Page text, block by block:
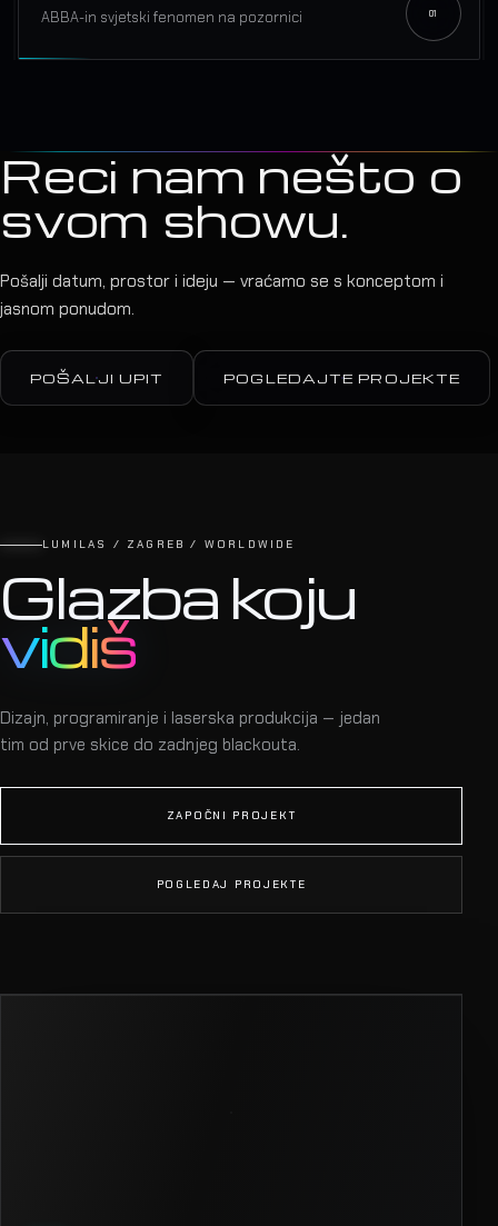
ABBA-in svjetski fenomen na pozornici
Reci nam nešto o
svom showu.
Pošalji datum, prostor i ideju — vraćamo se s konceptom i
jasnom ponudom.
POŠALJI UPIT POGLEDAJTE PROJEKTE
LUMILAS / ZAGREB / WORLDWIDE
Glazba koju
vidiš
Dizajn, programiranje i laserska produkcija — jedan
tim od prve skice do zadnjeg blackouta.
ZAPOČNI PROJEKT
POGLEDAJ PROJEKTE